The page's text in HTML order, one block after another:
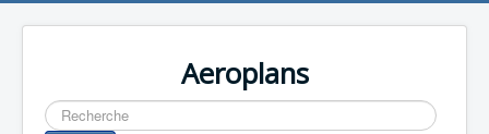
Aeroplans
Rechercher